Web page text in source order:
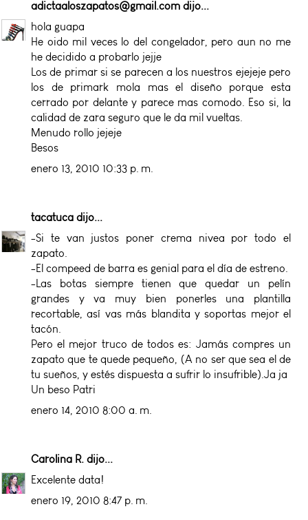
adictaaloszapatos@gmail.com dijo...
hola guapa
He oido mil veces lo del congelador, pero aun no me
he decidido a probarlo jejje
Los de primar si se parecen a los nuestros ejejeje pero
los de primark mola mas el diseño porque esta
cerrado por delante y parece mas comodo. Eso si, la
calidad de zara seguro que le da mil vueltas.
Menudo rollo jejeje
Besos
enero 13, 2010 10:33 p. m.
tacatuca dijo...
-Si te van justos poner crema nivea por todo el
zapato.
-El compeed de barra es genial para el día de estreno.
-Las botas siempre tienen que quedar un pelín
grandes y va muy bien ponerles una plantilla
recortable, así vas más blandita y soportas mejor el
tacón.
Pero el mejor truco de todos es: Jamás compres un
zapato que te quede pequeño, (A no ser que sea el de
tu sueños, y estés dispuesta a sufrir lo insufrible).Ja ja
Un beso Patri
enero 14, 2010 8:00 a. m.
Carolina R. dijo...
Excelente data!
enero 19, 2010 8:47 p. m.